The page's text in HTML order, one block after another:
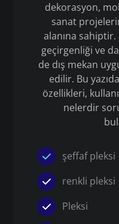
dekorasyon,
sanat
alanına sahiptir.
geçirgenliği ve
de dış mekan
edilir. Bu
özellikleri,
nelerdir
şeffaf pleksi
renkli pleksi
Pleksi